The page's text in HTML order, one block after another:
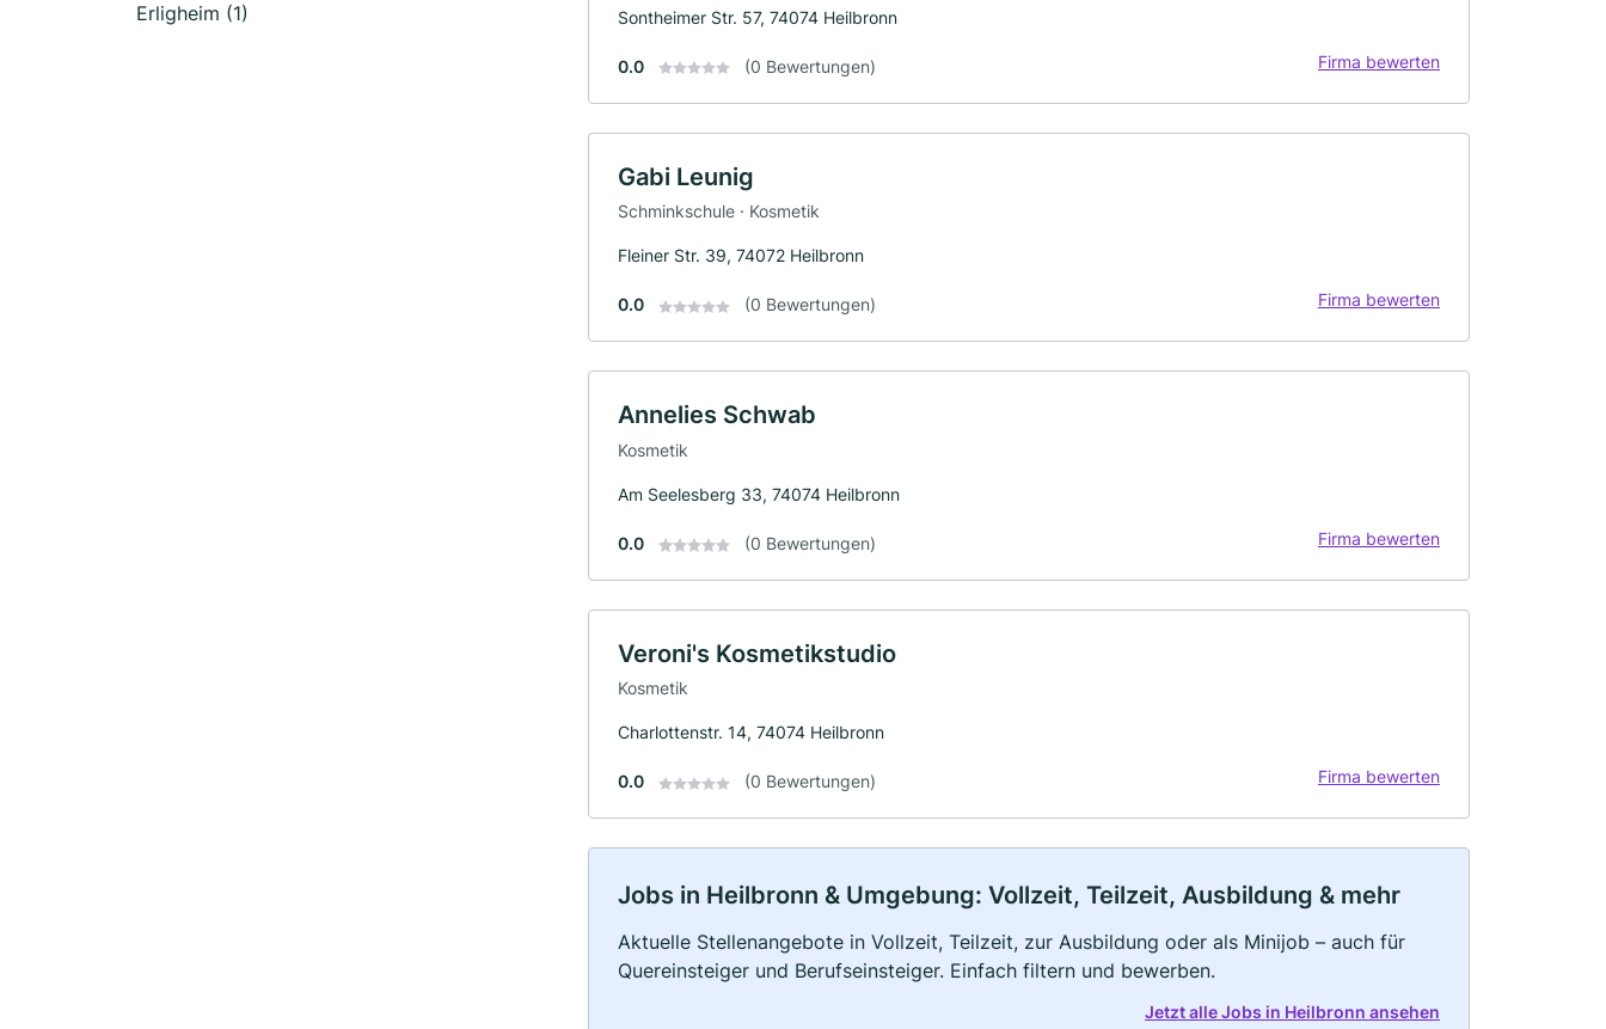
Erligheim (1)
Sontheimer Str. 57, 74074 Heilbronn
0.0 (0 Bewertungen) Firma bewerten
Gabi Leunig
Schminkschule · Kosmetik
Fleiner Str. 39, 74072 Heilbronn
0.0 (0 Bewertungen) Firma bewerten
Annelies Schwab
Kosmetik
Am Seelesberg 33, 74074 Heilbronn
0.0 (0 Bewertungen) Firma bewerten
Veroni's Kosmetikstudio
Kosmetik
Charlottenstr. 14, 74074 Heilbronn
0.0 (0 Bewertungen) Firma bewerten
Jobs in Heilbronn & Umgebung: Vollzeit, Teilzeit, Ausbildung & mehr
Aktuelle Stellenangebote in Vollzeit, Teilzeit, zur Ausbildung oder als Minijob – auch für
Quereinsteiger und Berufseinsteiger. Einfach filtern und bewerben.
Jetzt alle Jobs in Heilbronn ansehen